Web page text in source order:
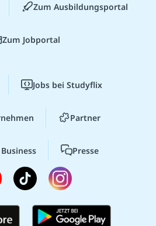
Zum Ausbildungsportal
Zum Jobportal
Jobs bei Studyflix
Partner
Presse